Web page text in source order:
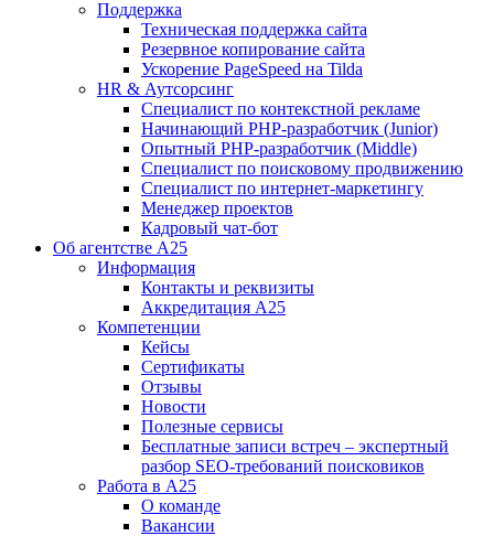
Поддержка
Техническая поддержка сайта
Резервное копирование сайта
Ускорение PageSpeed на Tilda
HR & Аутсорсинг
Специалист по контекстной рекламе
Начинающий PHP-разработчик (Junior)
Опытный PHP-разработчик (Middle)
Специалист по поисковому продвижению
Специалист по интернет-маркетингу
Менеджер проектов
Кадровый чат-бот
Об агентстве А25
Информация
Контакты и реквизиты
Аккредитация А25
Компетенции
Кейсы
Сертификаты
Отзывы
Новости
Полезные сервисы
Бесплатные записи встреч – экспертный
разбор SEO-требований поисковиков
Работа в А25
О команде
Вакансии